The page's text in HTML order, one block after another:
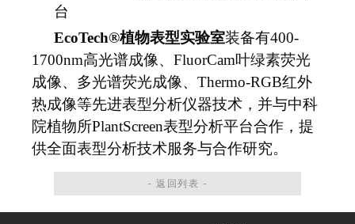
台
EcoTech®植物表型实验室装备有400-
1700nm高光谱成像、FluorCam叶绿素荧光
成像、多光谱荧光成像、Thermo-RGB红外
热成像等先进表型分析仪器技术，并与中科
院植物所PlantScreen表型分析平台合作，提
供全面表型分析技术服务与合作研究。
- 返回列表 -